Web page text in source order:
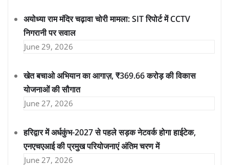
अयोध्या राम मंदिर चढ़ावा चोरी मामला: SIT रिपोर्ट में CCTV
निगरानी पर सवाल
June 29, 2026
खेत बचाओ अभियान का आगाज़, ₹369.66 करोड़ की विकास
योजनाओं की सौगात
June 27, 2026
हरिद्वार में अर्धकुंभ-2027 से पहले सड़क नेटवर्क होगा हाईटेक,
एनएचएआई की प्रमुख परियोजनाएं अंतिम चरण में
June 27, 2026